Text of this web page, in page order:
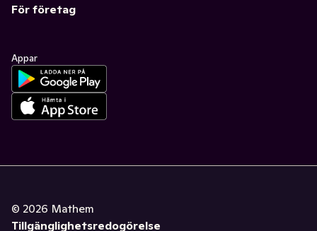
För företag
Appar
© 2026 Mathem
Tillgänglighetsredogörelse